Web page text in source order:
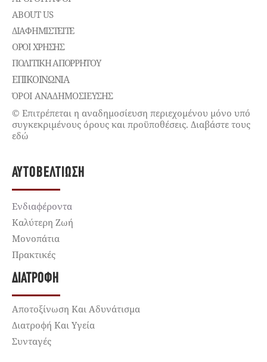
ABOUT US
ΔΙΑΦΗΜΙΣΤΕΊΤΕ
ΌΡΟΙ ΧΡΉΣΗΣ
ΠΟΛΙΤΙΚΉ ΑΠΟΡΡΉΤΟΥ
ΕΠΙΚΟΙΝΩΝΊΑ
ΌΡΟΙ ΑΝΑΔΗΜΟΣΙΕΥΣΗΣ
© Επιτρέπεται η αναδημοσίευση περιεχομένου μόνο υπό
συγκεκριμένους όρους και προϋποθέσεις. Διαβάστε τους
εδώ
ΑΥΤΟΒΕΛΤΊΩΣΗ
Ενδιαφέροντα
Καλύτερη Ζωή
Μονοπάτια
Πρακτικές
ΔΙΑΤΡΟΦΉ
Αποτοξίνωση Και Αδυνάτισμα
Διατροφή Και Υγεία
Συνταγές